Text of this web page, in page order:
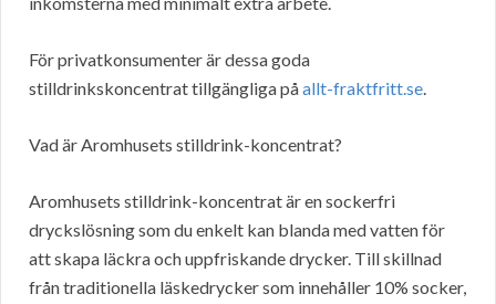
För privatkonsumenter är dessa goda
stilldrinkskoncentrat tillgängliga påallt-fraktfritt.se.
Vad är Aromhusets stilldrink-koncentrat?
Aromhusets stilldrink-koncentrat är en sockerfri
dryckslösning som du enkelt kan blanda med vatten för
att skapa läckra och uppfriskande drycker. Till skillnad
från traditionella läskedrycker som innehåller 10% socker,